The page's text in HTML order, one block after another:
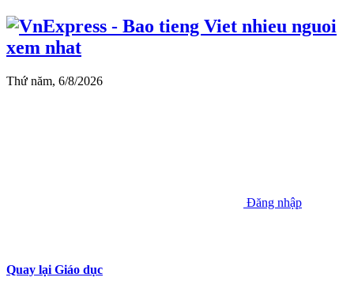
Thứ năm, 6/8/2026
Đăng nhập
Quay lại Giáo dục